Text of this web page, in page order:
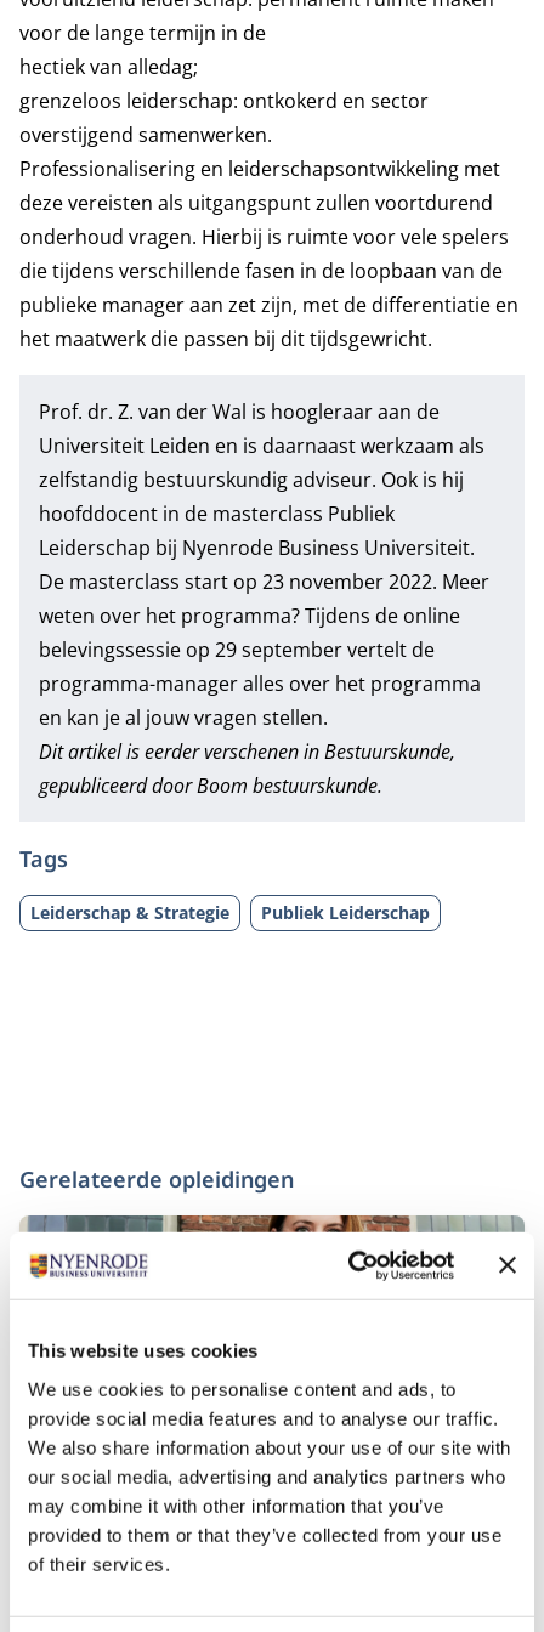
This website uses cookies
We use cookies to personalise content and ads, to
provide social media features and to analyse our traffic.
We also share information about your use of our site with
our social media, advertising and analytics partners who
may combine it with other information that you’ve
provided to them or that they’ve collected from your use
of their services.
voor de lange termijn in de
hectiek van alledag;
grenzeloos leiderschap: ontkokerd en sector
overstijgend samenwerken.
Professionalisering en leiderschapsontwikkeling met
deze vereisten als uitgangspunt zullen voortdurend
onderhoud vragen. Hierbij is ruimte voor vele spelers
die tijdens verschillende fasen in de loopbaan van de
publieke manager aan zet zijn, met de differentiatie en
het maatwerk die passen bij dit tijdsgewricht.
Prof. dr. Z. van der Wal is hoogleraar aan de
Universiteit Leiden en is daarnaast werkzaam als
zelfstandig bestuurskundig adviseur. Ook is hij
hoofddocent in de masterclass Publiek
Leiderschap bij Nyenrode Business Universiteit.
De masterclass start op 23 november 2022. Meer
weten over het programma? Tijdens de online
belevingssessie op 29 september vertelt de
programma-manager alles over het programma
en kan je al jouw vragen stellen.
Dit artikel is eerder verschenen in Bestuurskunde,
gepubliceerd doorBoom bestuurskunde.
Tags
Leiderschap & Strategie Publiek Leiderschap
Gerelateerde opleidingen
Collegereeks Excellent Leiderschap
7 september 2026, 3 november 2026, 26 januari
Nederlands